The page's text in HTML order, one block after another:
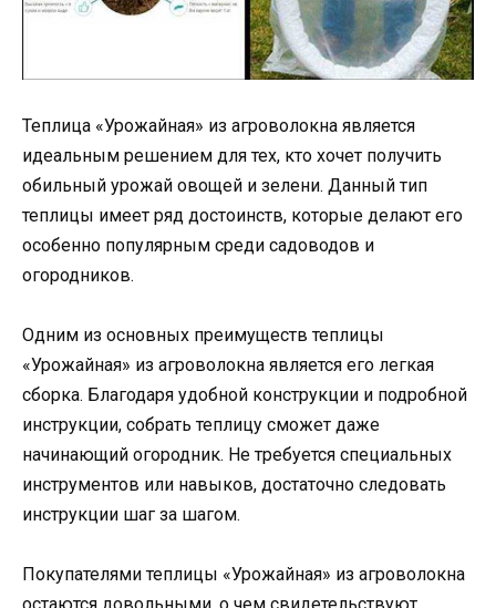
Теплица «Урожайная» из агроволокна является
идеальным решением для тех, кто хочет получить
обильный урожай овощей и зелени. Данный тип
теплицы имеет ряд достоинств, которые делают его
особенно популярным среди садоводов и
огородников.
Одним из основных преимуществ теплицы
«Урожайная» из агроволокна является его легкая
сборка. Благодаря удобной конструкции и подробной
инструкции, собрать теплицу сможет даже
начинающий огородник. Не требуется специальных
инструментов или навыков, достаточно следовать
инструкции шаг за шагом.
Покупателями теплицы «Урожайная» из агроволокна